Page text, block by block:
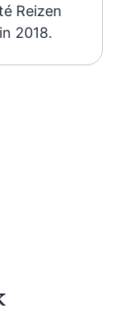
Reizen
2018.